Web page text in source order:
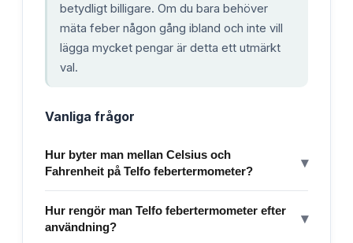
betydligt billigare. Om du bara behöver
mäta feber någon gång ibland och inte vill
lägga mycket pengar är detta ett utmärkt
val.
Vanliga frågor
Hur byter man mellan Celsius och
Fahrenheit på Telfo febertermometer?
▾
Hur rengör man Telfo febertermometer efter
användning?
▾